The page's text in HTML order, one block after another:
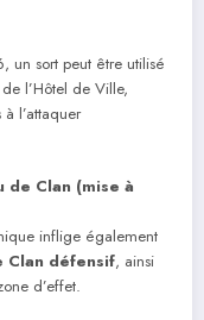
un sort peut être utilisé
l’Hôtel de Ville,
l’attaquer
de Clan (mise à
inflige également
Clan défensif, ainsi
d’effet.